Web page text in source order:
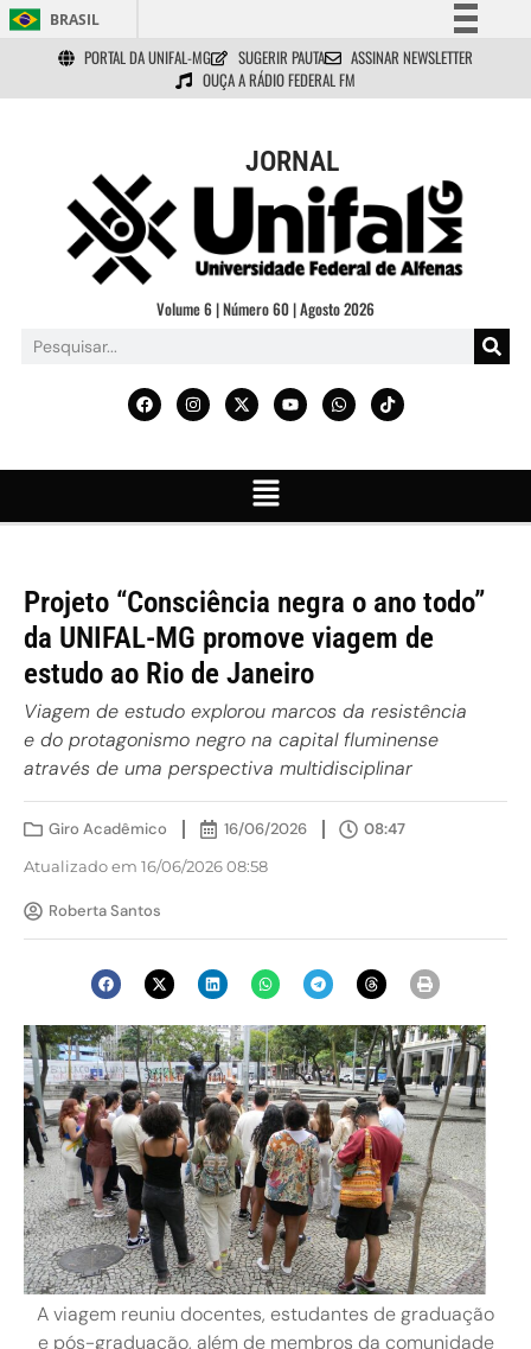
BRASIL
Simplifique!
Comunica BR
Acesso à informação
Legislação
Canais
PORTAL DA UNIFAL-MG SUGERIR PAUTA
ASSINAR NEWSLETTER
OUÇA A RÁDIO FEDERAL FM
JORNAL
Volume 6 | Número 60 | Agosto 2026
Projeto “Consciência negra o ano todo”
da UNIFAL-MG promove viagem de
estudo ao Rio de Janeiro
Viagem de estudo explorou marcos da resistência
e do protagonismo negro na capital fluminense
através de uma perspectiva multidisciplinar
Giro Acadêmico 16/06/2026 08:47
Atualizado em 16/06/2026 08:58
Roberta Santos
A viagem reuniu docentes, estudantes de graduação
e pós-graduação, além de membros da comunidade